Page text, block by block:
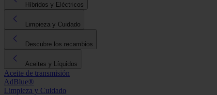
Híbridos y Eléctricos
Limpieza y Cuidado
Descubre los recambios
Aceites y Líquidos
Aceite de transmisión
AdBlue®
Limpieza y Cuidado